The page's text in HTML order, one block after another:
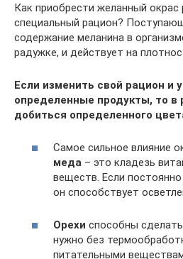
Как приобрести желанный окрас
специальный рацион?
содержание меланина в
радужке, и действует на
Если изменить свой рацион и
определенные продукты, то в
добиться определенного
Самое сильное влияние
меда – это кладезь
веществ. Если
он способствует
Орехи способны
нужно без
питательными